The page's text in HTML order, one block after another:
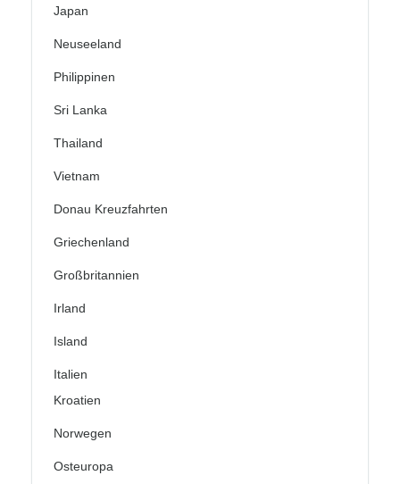
Japan
Neuseeland
Philippinen
Sri Lanka
Thailand
Vietnam
Donau Kreuzfahrten
Griechenland
Großbritannien
Irland
Island
Italien
Kroatien
Norwegen
Osteuropa